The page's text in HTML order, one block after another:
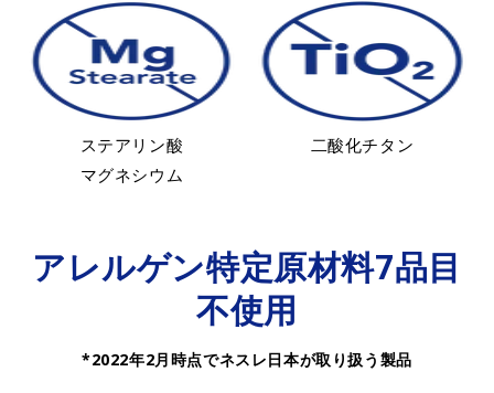
ステアリン酸
マグネシウム
二酸化チタン
アレルゲン特定原材料7品目
不使用
*2022年2月時点でネスレ日本が取り扱う製品